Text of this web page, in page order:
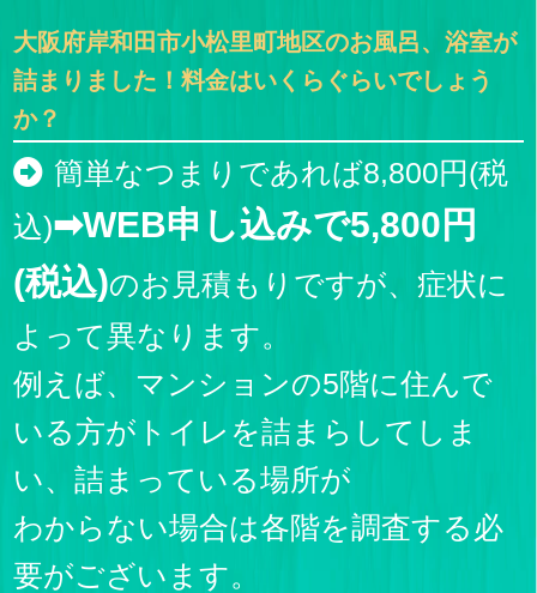
大阪府岸和田市小松里町地区のお風呂、浴室が
詰まりました！料金はいくらぐらいでしょう
か？
簡単なつまりであれば8,800円(税
込)➡WEB申し込みで5,800円
(税込)のお見積もりですが、症状に
よって異なります。
例えば、マンションの5階に住んで
いる方がトイレを詰まらしてしま
い、詰まっている場所が
わからない場合は各階を調査する必
要がございます。